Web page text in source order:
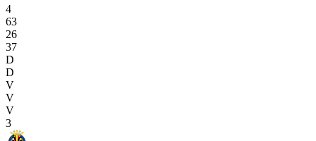
4
63
26
37
D
D
V
V
V
3